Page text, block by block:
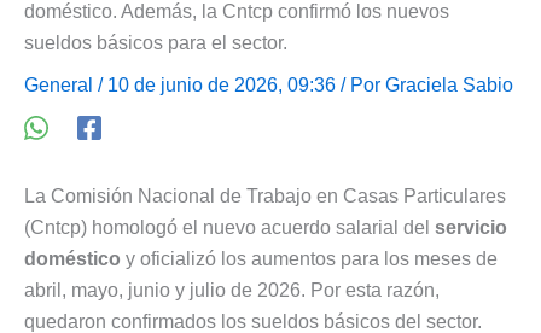
doméstico. Además, la Cntcp confirmó los nuevos
sueldos básicos para el sector.
General / 10 de junio de 2026, 09:36 / Por Graciela Sabio
La Comisión Nacional de Trabajo en Casas Particulares
(Cntcp) homologó el nuevo acuerdo salarial del servicio
doméstico y oficializó los aumentos para los meses de
abril, mayo, junio y julio de 2026. Por esta razón,
quedaron confirmados los sueldos básicos del sector.